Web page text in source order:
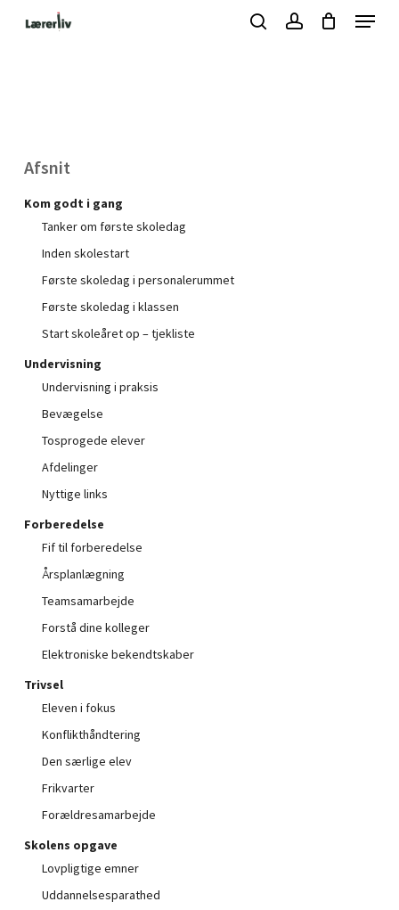
Menu
Afsnit
Kom godt i gang
Tanker om første skoledag
Inden skolestart
Første skoledag i personalerummet
Første skoledag i klassen
Start skoleåret op – tjekliste
Undervisning
Undervisning i praksis
Bevægelse
Tosprogede elever
Afdelinger
Nyttige links
Forberedelse
Fif til forberedelse
Årsplanlægning
Teamsamarbejde
Forstå dine kolleger
Elektroniske bekendtskaber
Trivsel
Eleven i fokus
Konflikthåndtering
Den særlige elev
Frikvarter
Forældresamarbejde
Skolens opgave
Lovpligtige emner
Uddannelsesparathed